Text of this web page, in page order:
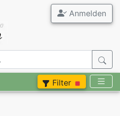
Anmelden
Filter